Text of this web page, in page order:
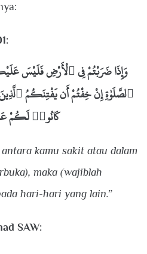
وَإِذَا ضَرَبْتُمْ فِى ٱلْأَرْضِ فَلَيْسَ
ٱلصَّلَوٰةِ إِنْ خِفْتُمْ أَن يَفْتِنَكُمُ
كَانُوا۟ لَكُمْ
kamu sakit atau dalam
maka (wajiblah
hari-hari yang lain.”
SAW: